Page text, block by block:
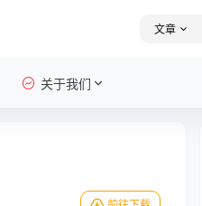
文章
关于我们